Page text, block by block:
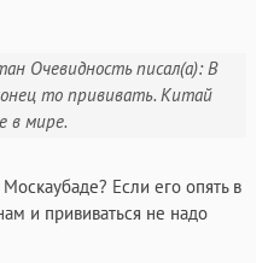
Очевидность писал(а): В
то прививать. Китай
в мире.
Если его опять в
и прививаться не надо